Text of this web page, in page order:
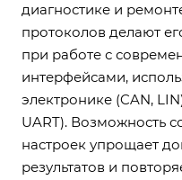
диагностике и
протоколов делают
при работе с
интерфейсами,
электронике (CAN,
UART). Возможность
настроек упрощает
результатов и